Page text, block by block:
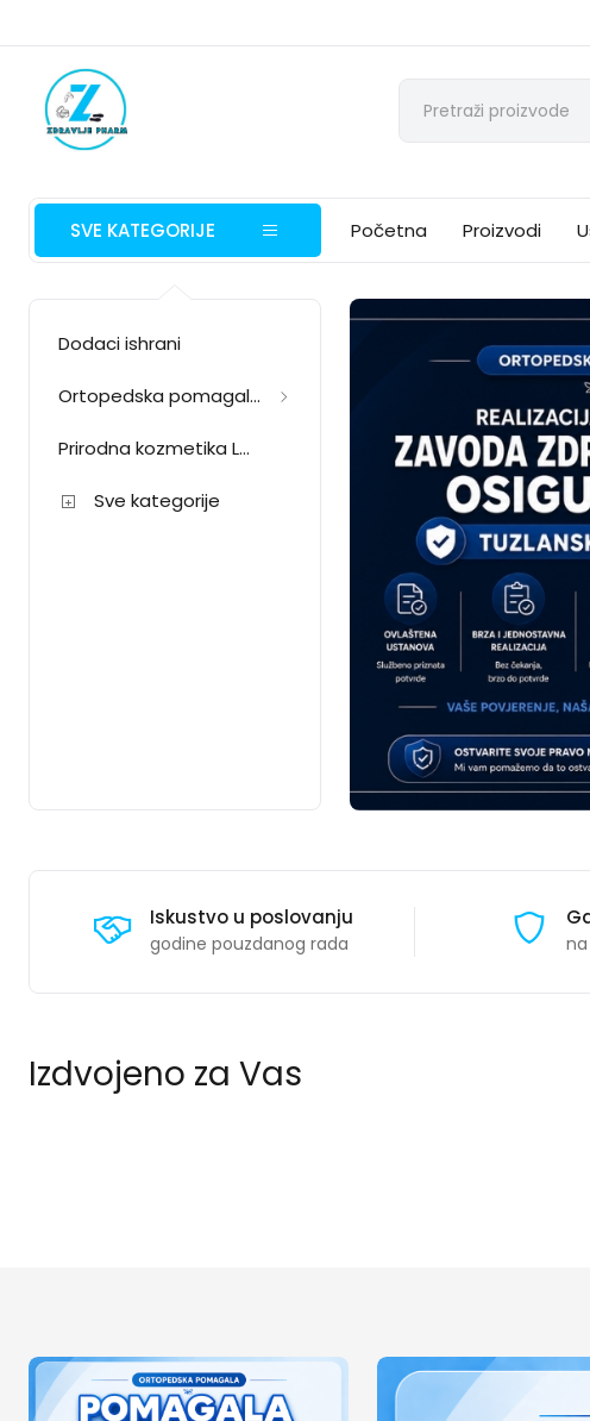
SVE KATEGORIJE
Dodaci ishrani
Ortopedska pomagala
Prirodna kozmetika Laurel
Sve kategorije
Početna Proizvodi
Iskustvo u poslovanju
godine pouzdanog rada
Izdvojeno za Vas